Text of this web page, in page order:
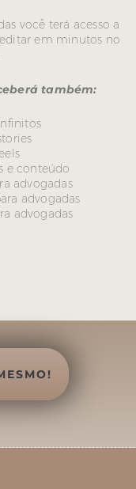
você terá acesso a
em minutos no
também:
e conteúdo
advogadas
advogadas
advogadas